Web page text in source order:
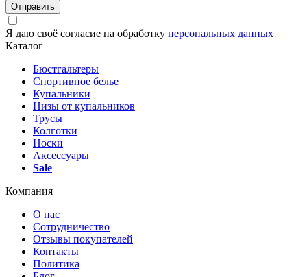
Отправить
Я даю своё согласие на обработку персональных данных
Каталог
Бюстгальтеры
Спортивное белье
Купальники
Низы от купальников
Трусы
Колготки
Носки
Аксессуары
Sale
Компания
О нас
Сотрудничество
Отзывы покупателей
Контакты
Политика